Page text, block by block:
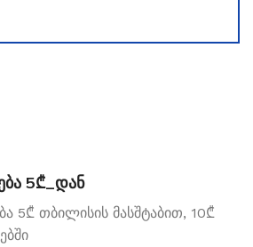
5₾_დან
5₾ თბილისის მასშტაბით, 10₾